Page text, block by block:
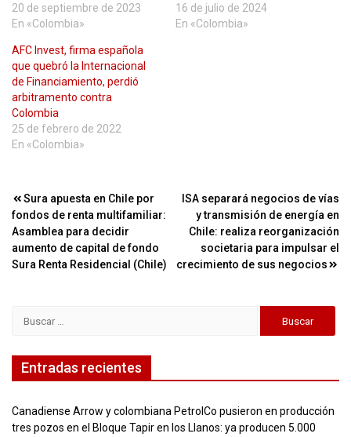
20 de septiembre de 2023
En «Colombia»
16 de julio de 2024
En «Colombia»
AFC Invest, firma española
que quebró la Internacional
de Financiamiento, perdió
arbitramento contra
Colombia
25 de febrero de 2022
En «Colombia»
Navegación
de
entradas
Sura apuesta en Chile por
fondos de renta multifamiliar:
Asamblea para decidir
aumento de capital de fondo
Sura Renta Residencial (Chile)
ISA separará negocios de vías
y transmisión de energía en
Chile: realiza reorganización
societaria para impulsar el
crecimiento de sus negocios
Entradas recientes
Canadiense Arrow y colombiana PetrolCo pusieron en producción
tres pozos en el Bloque Tapir en los Llanos: ya producen 5.000